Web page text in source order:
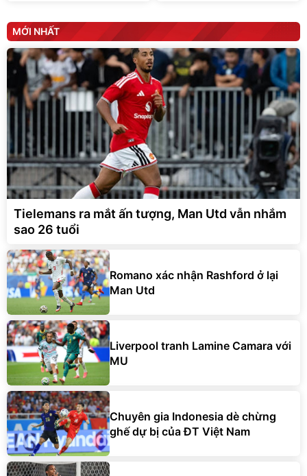
MỚI NHẤT
Tielemans ra mắt ấn tượng, Man Utd vẫn nhắm
sao 26 tuổi
Romano xác nhận Rashford ở lại
Man Utd
Liverpool tranh Lamine Camara với
MU
Chuyên gia Indonesia dè chừng
ghế dự bị của ĐT Việt Nam